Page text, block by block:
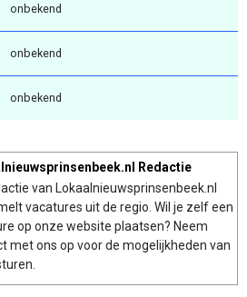
onbekend
onbekend
onbekend
Redactie
van Lokaalnieuwsprinsenbeek.nl
vacatures uit de regio. Wil je zelf een
op onze website plaatsen? Neem
met ons op voor de mogelijkheden van